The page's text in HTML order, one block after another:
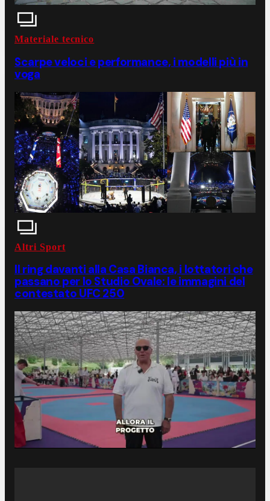
Materiale tecnico
Scarpe veloci e performance, i modelli più in
voga
Altri Sport
Il ring davanti alla Casa Bianca, i lottatori che
passano per lo Studio Ovale: le immagini del
contestato UFC 250